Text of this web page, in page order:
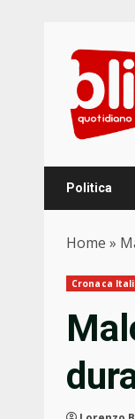
content
Politica
Home »
Cronaca